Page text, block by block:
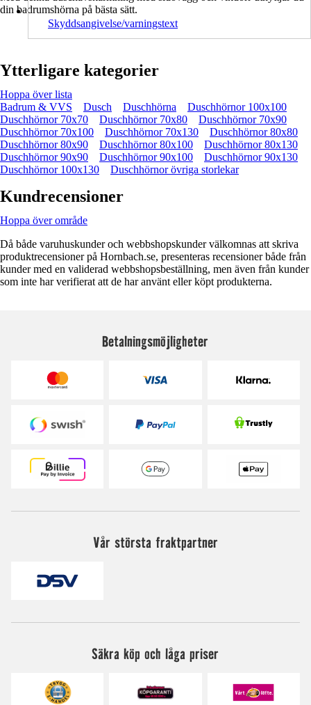
din badrumshörna på bästa sätt.
Skyddsangivelse/varningstext
Ytterligare kategorier
Hoppa över lista
Badrum & VVS
Dusch Duschhörna
Duschhörnor 100x100
Duschhörnor 70x70
Duschhörnor 70x80
Duschhörnor 70x90
Duschhörnor 70x100
Duschhörnor 70x130
Duschhörnor 80x80
Duschhörnor 80x90
Duschhörnor 80x100
Duschhörnor 80x130
Duschhörnor 90x90
Duschhörnor 90x100
Duschhörnor 90x130
Duschhörnor 100x130
Duschhörnor övriga storlekar
Kundrecensioner
Hoppa över område
Då både varuhuskunder och webbshopskunder välkomnas att skriva
produktrecensioner på Hornbach.se, presenteras recensioner både från
kunder med en validerad webbshopsbeställning, men även från kunder
som inte har verifierat att de har använt eller köpt produkterna.
Betalningsmöjligheter
Vår största fraktpartner
Säkra köp och låga priser